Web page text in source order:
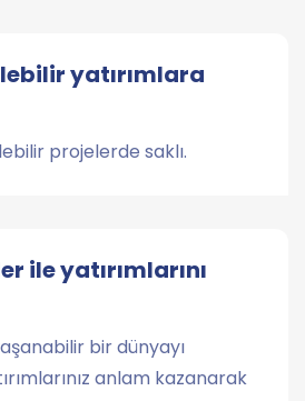
yatırımlara
projelerde saklı.
ile yatırımlarını
bir dünyayı
anlam kazanarak